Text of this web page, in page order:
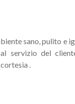
sano, pulito e
servizio del
.